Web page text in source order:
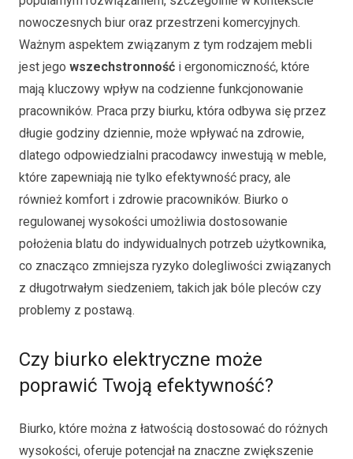
nowoczesnych biur oraz przestrzeni komercyjnych.
Ważnym aspektem związanym z tym rodzajem mebli
jest jego wszechstronność i ergonomiczność, które
mają kluczowy wpływ na codzienne funkcjonowanie
pracowników. Praca przy biurku, która odbywa się przez
długie godziny dziennie, może wpływać na zdrowie,
dlatego odpowiedzialni pracodawcy inwestują w meble,
które zapewniają nie tylko efektywność pracy, ale
również komfort i zdrowie pracowników. Biurko o
regulowanej wysokości umożliwia dostosowanie
położenia blatu do indywidualnych potrzeb użytkownika,
co znacząco zmniejsza ryzyko dolegliwości związanych
z długotrwałym siedzeniem, takich jak bóle pleców czy
problemy z postawą.
Czy biurko elektryczne może
poprawić Twoją efektywność?
Biurko, które można z łatwością dostosować do różnych
wysokości, oferuje potencjał na znaczne zwiększenie